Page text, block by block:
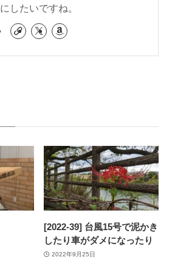
にしたいですね。
[2022-39] 台風15号で泥かき
したり車がダメになったり
2022年9月25日